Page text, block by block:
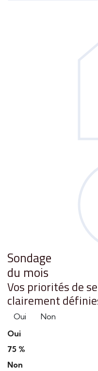
Sondage
du mois
Vos priorités de
clairement
Oui
Non
Oui
75 %
Non